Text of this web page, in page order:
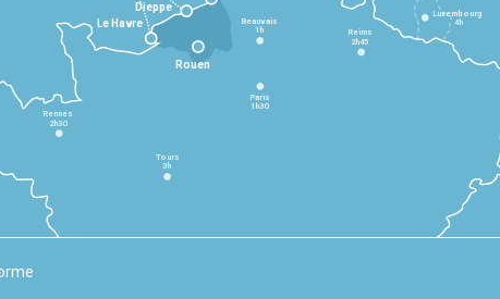
Le Havre
Dieppe
Rennes
2h30
Tours
3h
Paris
1h30
Beauvais
1h Reims
2h45
Luxembourg
4h
Rouen